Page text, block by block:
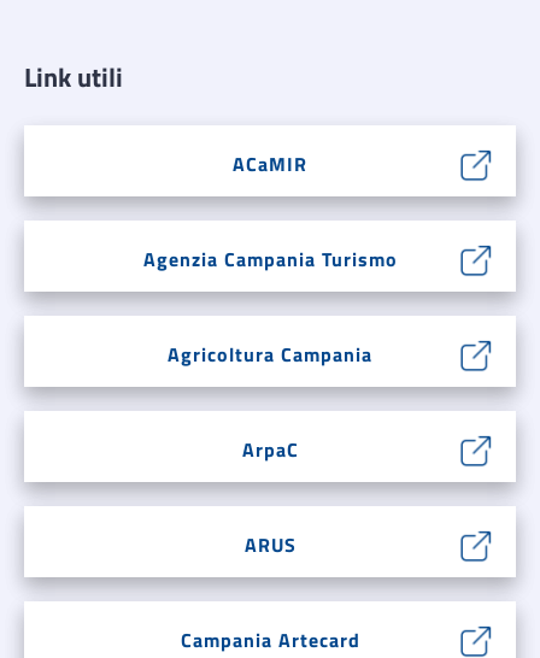
Link utili
ACaMIR
Agenzia Campania Turismo
Agricoltura Campania
ArpaC
ARUS
Campania Artecard